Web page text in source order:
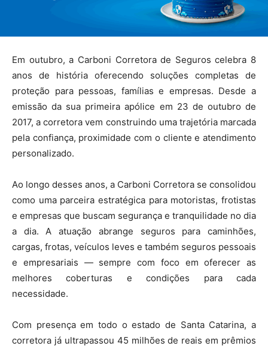
Em outubro, a Carboni Corretora de Seguros celebra 8
anos de história oferecendo soluções completas de
proteção para pessoas, famílias e empresas. Desde a
emissão da sua primeira apólice em 23 de outubro de
2017, a corretora vem construindo uma trajetória marcada
pela confiança, proximidade com o cliente e atendimento
personalizado.
Ao longo desses anos, a Carboni Corretora se consolidou
como uma parceira estratégica para motoristas, frotistas
e empresas que buscam segurança e tranquilidade no dia
a dia. A atuação abrange seguros para caminhões,
cargas, frotas, veículos leves e também seguros pessoais
e empresariais — sempre com foco em oferecer as
melhores coberturas e condições para cada
necessidade.
Com presença em todo o estado de Santa Catarina, a
corretora já ultrapassou 45 milhões de reais em prêmios